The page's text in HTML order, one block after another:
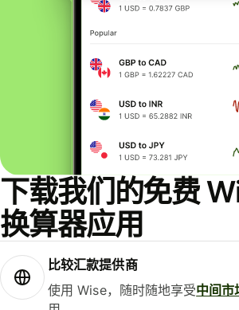
下载我们的免费
换算器应用
比较汇款提供商
使用 Wise，随时随地享受中间市